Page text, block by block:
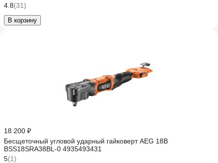
4.8(31)
В корзину
18 200 ₽
Бесщеточный угловой ударный гайковерт AEG 18В
BSS18SRA38BL-0 4935493431
5(1)